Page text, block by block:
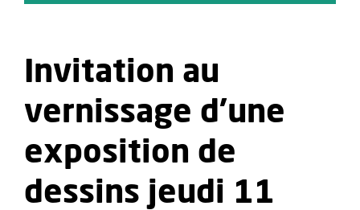
Invitation au
vernissage d'une
exposition de
dessins jeudi 11